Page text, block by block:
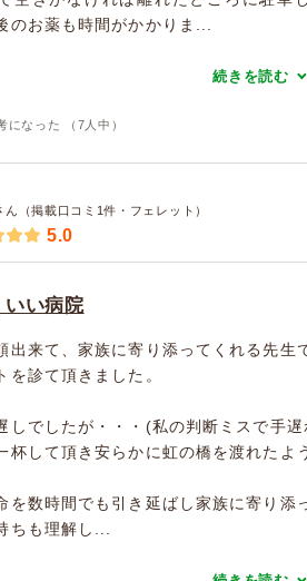
のお薬も時間がかかりま...
続きを読む
になった （ 7 人中）
ん（掲載口コミ1件・フェレット）
5.0
いい病院
出来て、家族に寄り添ってくれる先生
を診て頂きました。
しでしたが・・・(私の判断ミスで手
杯して頂き安らかに虹の橋を渡れたよ
を数時間でも引き延ばし家族に寄り添
ちも理解し...